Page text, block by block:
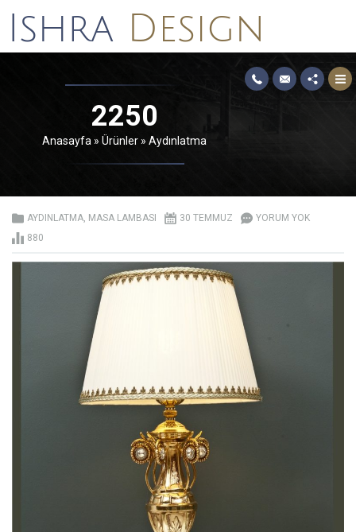
2250
Anasayfa » Ürünler » Aydınlatma
AYDINLATMA, MASA LAMBASI 30 TEMMUZ
YORUM YOK
880